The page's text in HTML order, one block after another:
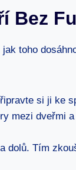
Bez
toho
si ji ke
mezi dveřmi
dolů. Tím